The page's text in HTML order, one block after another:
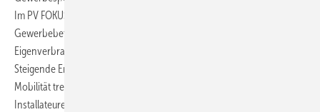
Im PV FOKUS geht es um kommerzielle Speichersysteme für
Gewerbebetriebe, die Landwirtschaft und die Industrie. Denn der
Eigenverbrauch gewinnt in diesem Marktsegment an Bedeutung.
Steigende Energiekosten und der hohe Leistungsbedarf der E-
Mobilität treiben den Zubau an – und öffnen neue Geschäfte für die
Installateure.